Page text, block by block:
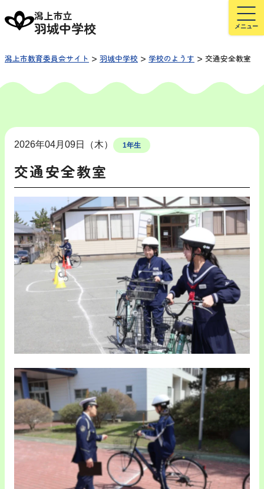
潟上市立
羽城中学校
潟上市教育委員会サイト > 羽城中学校 > 学校のようす > 交通安全教室
2026年04月09日（木） 1年生
交通安全教室